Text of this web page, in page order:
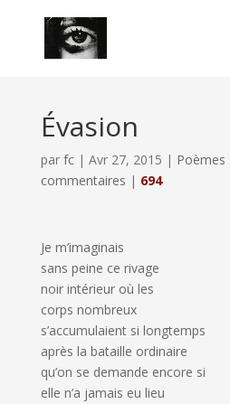
Évasion
par fc| Avr 27, 2015 | Poèmes
commentaires | 694
Je m’imaginais
sans peine ce rivage
noir intérieur où les
corps nombreux
s’accumulaient si longtemps
après la bataille ordinaire
qu’on se demande encore si
elle n’a jamais eu lieu